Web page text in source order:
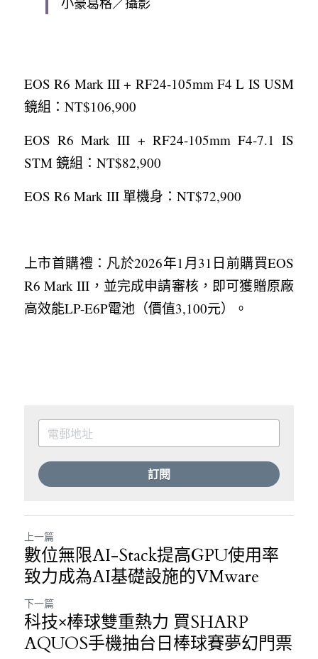
EOS R6 Mark III + RF24-105mm F4 L IS USM
鏡組：NT$106,900
EOS R6 Mark III + RF24-105mm F4-7.1 IS
STM 鏡組：NT$82,900
EOS R6 Mark III 單機身：NT$72,900
上市首購禮：凡於2026年1月31日前購買EOS
R6 Mark III，並完成申請審核，即可獲贈原廠
高效能LP-E6P電池（價值3,100元）。
訂閱
上一篇
數位無限AI-Stack提高GPU使用率
致力成為AI基礎設施的VMware
下一篇
科技×棒球雙重熱力 買SHARP
AQUOS手機抽台日棒球賽夢幻門票